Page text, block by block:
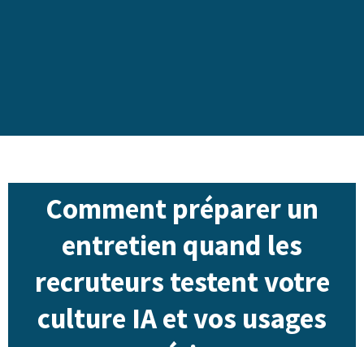
Comment préparer un
entretien quand les
recruteurs testent votre
culture IA et vos usages